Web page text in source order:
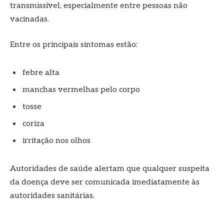
transmissível, especialmente entre pessoas não
vacinadas.
Entre os principais sintomas estão:
febre alta
manchas vermelhas pelo corpo
tosse
coriza
irritação nos olhos
Autoridades de saúde alertam que qualquer suspeita
da doença deve ser comunicada imediatamente às
autoridades sanitárias.